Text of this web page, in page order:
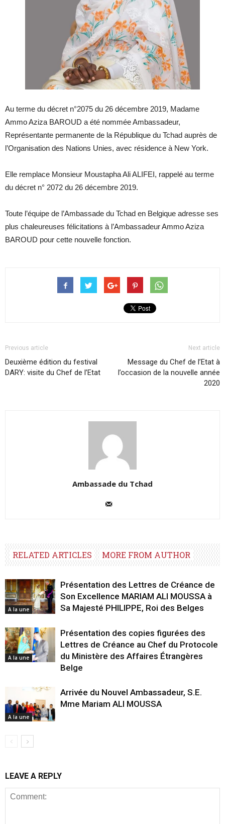
Au terme du décret n°2075 du 26 décembre 2019, Madame
Ammo Aziza BAROUD a été nommée Ambassadeur,
Représentante permanente de la République du Tchad auprès de
l’Organisation des Nations Unies, avec résidence à New York.
Elle remplace Monsieur Moustapha Ali ALIFEI, rappelé au terme
du décret n° 2072 du 26 décembre 2019.
Toute l’équipe de l’Ambassade du Tchad en Belgique adresse ses
plus chaleureuses félicitations à l’Ambassadeur Ammo Aziza
BAROUD pour cette nouvelle fonction.
Previous article
Deuxième édition du festival
DARY: visite du Chef de l’Etat
Next article
Message du Chef de l’Etat à
l’occasion de la nouvelle année
2020
Ambassade du Tchad
RELATED ARTICLES MORE FROM AUTHOR
A la une
Présentation des Lettres de Créance de
Son Excellence MARIAM ALI MOUSSA à
Sa Majesté PHILIPPE, Roi des Belges
A la une
Présentation des copies figurées des
Lettres de Créance au Chef du Protocole
du Ministère des Affaires Étrangères
Belge
A la une
Arrivée du Nouvel Ambassadeur, S.E.
Mme Mariam ALI MOUSSA
LEAVE A REPLY